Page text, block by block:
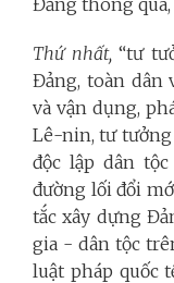
Thứ nhất, “tư
Đảng, toàn dân
và vận dụng,
Lê-nin, tư
độc lập dân
đường lối đổi
tắc xây dựng
gia - dân tộc
luật pháp quốc